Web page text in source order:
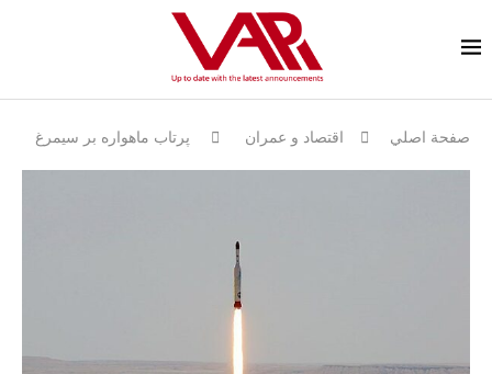
صفحة اصلي اقتصاد و عمران پرتاب ماهواره بر سیمرغ